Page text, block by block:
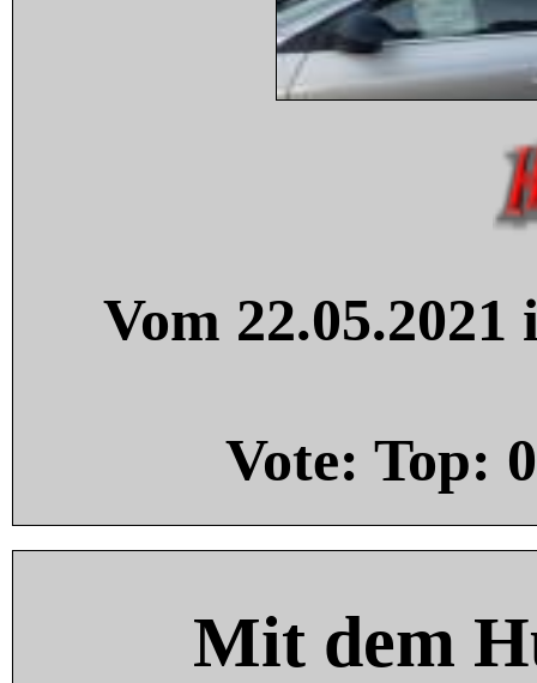
Vom
Vote: Top: 0
Mit dem